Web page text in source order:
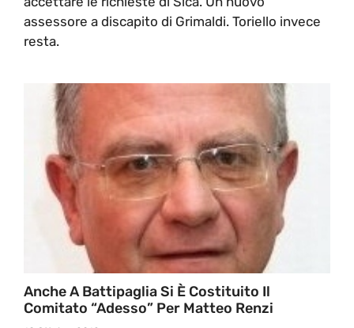
assessore a discapito di Grimaldi. Toriello invece
resta.
Anche A Battipaglia Si È Costituito Il
Comitato “Adesso” Per Matteo Renzi